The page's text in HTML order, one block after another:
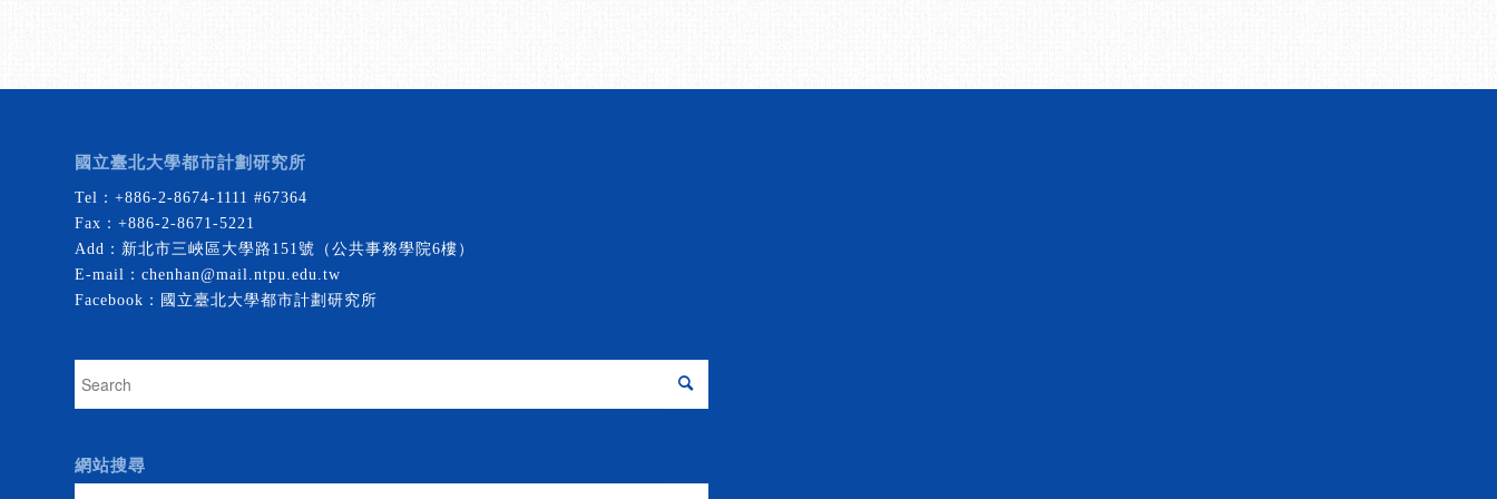
國立臺北大學都市計劃研究所
Tel： +886-2-8674-1111 #67364
Fax：+886-2-8671-5221
Add：新北市三峽區大學路151號（公共事務學院6樓）
E-mail： chenhan@mail.ntpu.edu.tw
Facebook： 國立臺北大學都市計劃研究所
網站搜尋